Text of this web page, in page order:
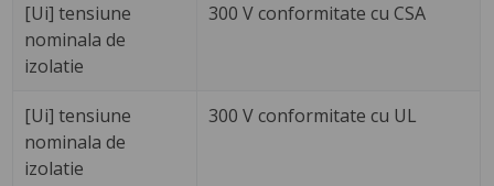
[Ui] tensiune
nominala de
izolatie
300 V conformitate cu CSA
[Ui] tensiune
nominala de
izolatie
300 V conformitate cu UL